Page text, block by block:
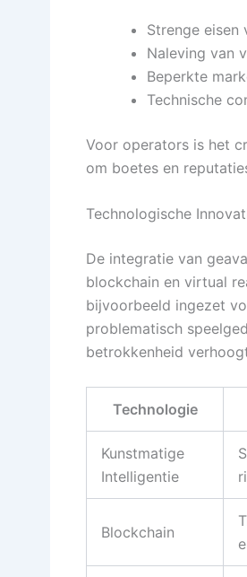
Strenge eisen
Naleving van
Beperkte
Technische
Voor operators is het
om boetes en
Technologische
De integratie van
blockchain en virtual
bijvoorbeeld ingezet
problematisch
betrokkenheid
Technologie
Kunstmatige
Intelligentie
Blockchain